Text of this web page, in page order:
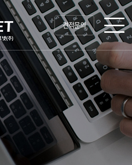
견적문의